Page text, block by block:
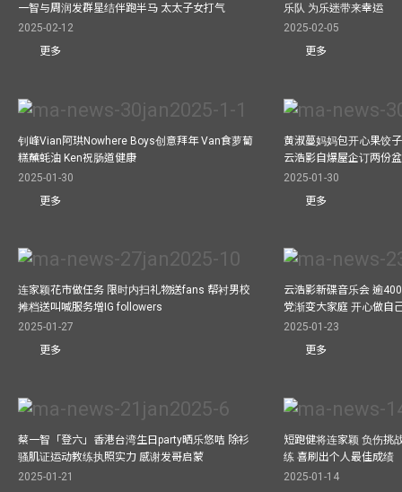
一智与周润发群星结伴跑半马 太太子女打气
2025-02-12
更多
乐队 为乐迷带来幸运
2025-02-05
更多
钊峰Vian阿珙Nowhere Boys创意拜年 Van食萝蔔
糕蘸蚝油 Ken祝肠道健康
2025-01-30
更多
黄淑蔓妈妈包开心果饺
云浩影自爆屋企订两份
2025-01-30
更多
连家颖花市做任务 限时内扫礼物送fans 帮衬男校
摊档送叫喊服务增IG followers
2025-01-27
更多
云浩影新碟音乐会 逾
党渐变大家庭 开心做自
2025-01-23
更多
蔡一智「登六」香港台湾生日party晒乐悠咭 除衫
骚肌证运动教练执照实力 感谢发哥启蒙
2025-01-21
短跑健将连家颖 负伤挑
练 喜刷出个人最佳成绩
2025-01-14